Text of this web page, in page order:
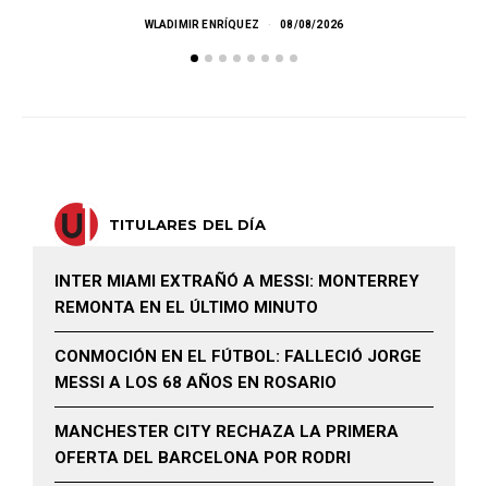
WLADIMIR ENRÍQUEZ 08/08/2026
TITULARES DEL DÍA
INTER MIAMI EXTRAÑÓ A MESSI: MONTERREY
REMONTA EN EL ÚLTIMO MINUTO
CONMOCIÓN EN EL FÚTBOL: FALLECIÓ JORGE
MESSI A LOS 68 AÑOS EN ROSARIO
MANCHESTER CITY RECHAZA LA PRIMERA
OFERTA DEL BARCELONA POR RODRI